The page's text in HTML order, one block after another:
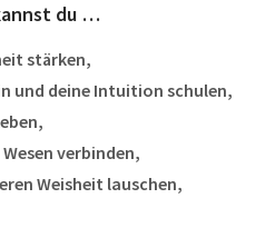
du …
stärken,
und deineIntuition schulen,
verbinden,
Weisheit lauschen,